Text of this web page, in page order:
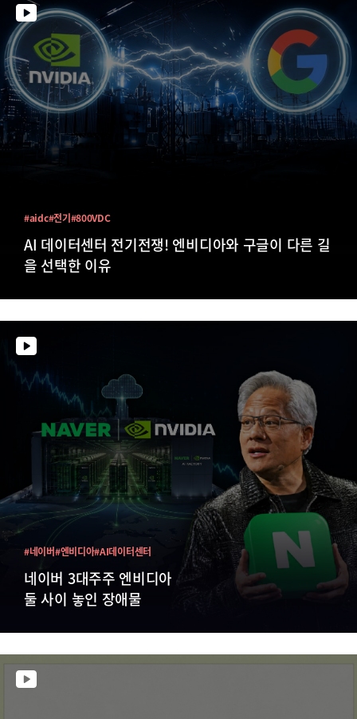
AI 데이터센터 전기전쟁! 엔비디아와 구글이 다른 길
을 선택한 이유
#aidc#전기#800VDC
네이버 3대주주 엔비디아
둘 사이 놓인 장애물
#네이버#엔비디아#AI데이터센터